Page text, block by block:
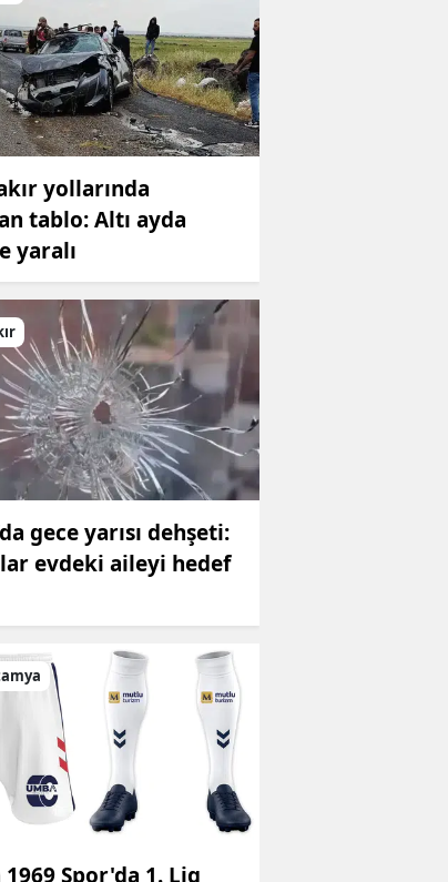
yollarında
tablo: Altı ayda
yaralı
gece yarısı dehşeti:
evdeki aileyi hedef
Spor'da 1. Lig